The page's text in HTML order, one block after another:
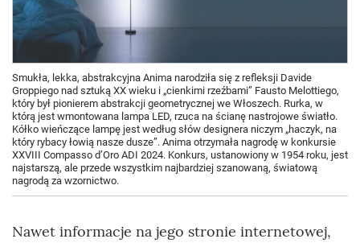
Smukła, lekka, abstrakcyjna Anima narodziła się z refleksji Davide
Groppiego nad sztuką XX wieku i „cienkimi rzeźbami” Fausto Melottiego,
który był pionierem abstrakcji geometrycznej we Włoszech. Rurka, w
którą jest wmontowana lampa LED, rzuca na ścianę nastrojowe światło.
Kółko wieńczące lampę jest według słów designera niczym „haczyk, na
który rybacy łowią nasze dusze”. Anima otrzymała nagrodę w konkursie
XXVIII Compasso d’Oro ADI 2024. Konkurs, ustanowiony w 1954 roku, jest
najstarszą, ale przede wszystkim najbardziej szanowaną, światową
nagrodą za wzornictwo.
Nawet informacje na jego stronie internetowej,